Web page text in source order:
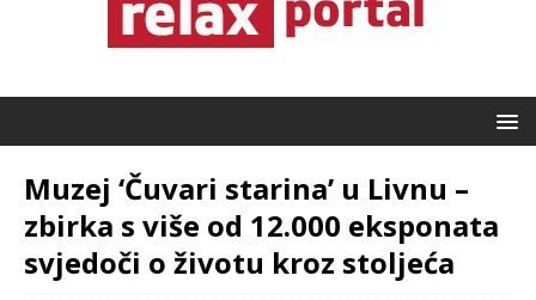
Muzej ‘Čuvari starina’ u Livnu –
zbirka s više od 12.000 eksponata
svjedoči o životu kroz stoljeća